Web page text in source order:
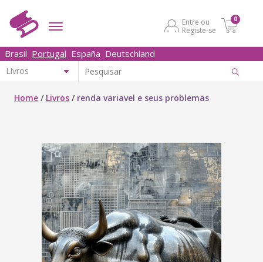
Entre ou
Registe-se
0
Brasil Portugal España Deutschland
Home / Livros / renda variavel e seus problemas